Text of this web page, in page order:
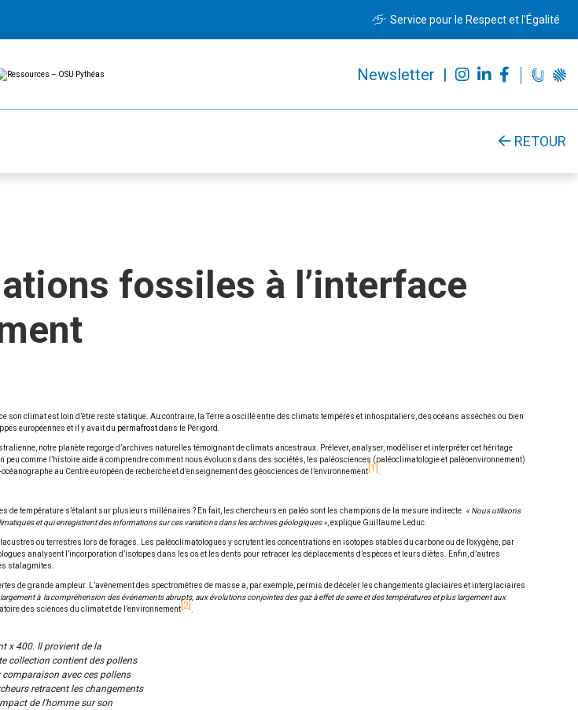
Service pour le Respect et l’Égalité
Newsletter |
Ressources
OSU
Ressources
RETOUR
fossiles à l’interface
climat est loin d’être resté statique. Au contraire, la Terre a oscillé entre des climats tempérés et inhospitaliers, des océans asséchés ou bien
européennes et il y avait du permafrostdans le Périgord.
notre planète regorge d’archives naturelles témoignant de climats ancestraux. Prélever, analyser, modéliser et interpréter cet héritage
comme l’histoire aide à comprendre comment nous évoluons dans des sociétés, les paléosciences (paléoclimatologie et paléoenvironnement)
au Centre européen de recherche et d’enseignement des géosciences de l’environnement 1
de température s’étalant sur plusieurs millénaires ? En fait, les chercheurs en paléo sont les champions de la mesure indirecte. « Nous utilisons
et qui enregistrent des informations sur ces variations dans les archives géologiques » , explique Guillaume Leduc.
ou terrestres lors de forages. Les paléoclimatologues y scrutent les concentrations en isotopes stables du carbone ou de l’oxygène, par
analysent l’incorporation d’isotopes dans les os et les dents pour retracer les déplacements d’espèces et leurs diètes. Enfin, d’autres
stalagmites.
de grande ampleur. L’avènement des spectromètres de masse a, par exemple, permis de déceler les changements glaciaires et interglaciaires
à la compréhension des événements abrupts, aux évolutions conjointes des gaz à effet de serre et des températures et plus largement aux
des sciences du climat et de l’environnement 2
x 400. Il provient de la
collection contient des pollens
avec ces pollens
retracent les changements
de l’homme sur son